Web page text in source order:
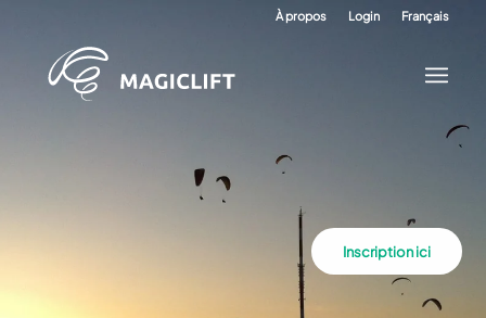
À propos Login Français
Inscription ici